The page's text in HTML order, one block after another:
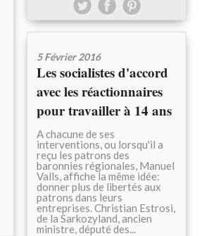
5 Février 2016
Les socialistes d'accord
avec les réactionnaires
pour travailler à 14 ans
A chacune de ses
interventions, ou lorsqu'il a
reçu les patrons des
baronnies régionales, Manuel
Valls, affiche la même idée:
donner plus de libertés aux
patrons dans leurs
entreprises. Christian Estrosi,
de la Sarkozyland, ancien
ministre, député des...